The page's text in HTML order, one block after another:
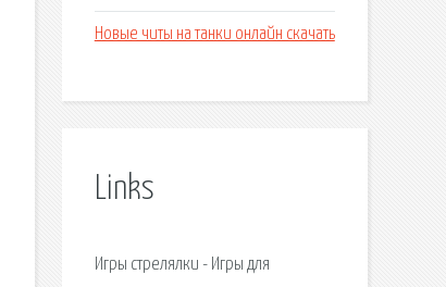
Новые читы на танки онлайн скачать
Links
Игры стрелялки - Игры для